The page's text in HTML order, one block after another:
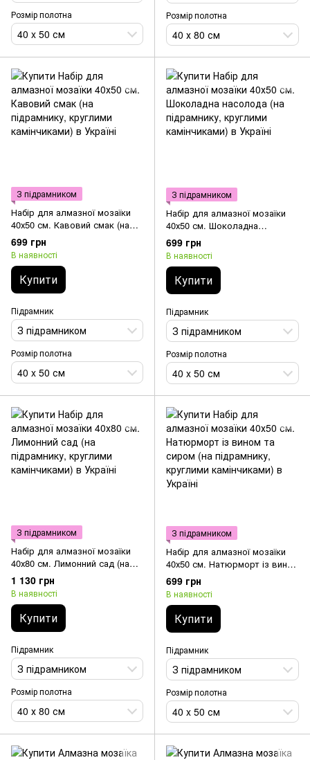
Розмір полотна
40 x 50 см
Розмір полотна
40 х 80 см
З підрамником
Набір для алмазної мозаїки
40х50 см. Кавовий смак (на
підрамнику, круглими
камінчиками)
699 грн
В наявності
Купити
Підрамник
З підрамником
Розмір полотна
40 x 50 см
З підрамником
Набір для алмазної мозаїки
40х50 см. Шоколадна
насолода (на підрамнику,
круглими камінчиками)
699 грн
В наявності
Купити
Підрамник
З підрамником
Розмір полотна
40 x 50 см
З підрамником
Набір для алмазної мозаїки
40х80 см. Лимонний сад (на
підрамнику, круглими
камінчиками)
1 130 грн
В наявності
Купити
Підрамник
З підрамником
Розмір полотна
40 х 80 см
З підрамником
Набір для алмазної мозаїки
40х50 см. Натюрморт із вином
та сиром (на підрамнику,
круглими камінчиками)
699 грн
В наявності
Купити
Підрамник
З підрамником
Розмір полотна
40 x 50 см